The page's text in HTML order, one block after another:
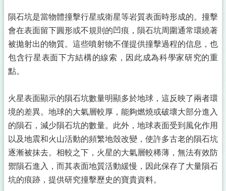
隕石坑是當物體撞擊行星或衛星等岩質表面時形成的。撞擊
會在表面留下圓形或不規則的凹痕，隕石坑周圍通常環繞著
被拋射出的物質。這些噴射物不僅提供撞擊過程的信息，也
包含行星表面下方結構的線索，因此成為科學家研究的重
點。
火星表面顯示的隕石坑數量明顯多於地球，這反映了兩者環
境的差異。地球的大氣層較厚，能夠燃燒或破壞大部分進入
的隕石，減少隕石坑的數量。此外，地球表面受到風化作用
以及地震和火山活動的頻繁地殼改變，使許多古老的隕石坑
逐漸被抹去。相較之下，火星的大氣層較稀薄，無法有效防
禦隕石進入，而其表面地質活動緩慢，因此保存了大量隕石
坑的痕跡，提供研究撞擊歷史的寶貴資料。